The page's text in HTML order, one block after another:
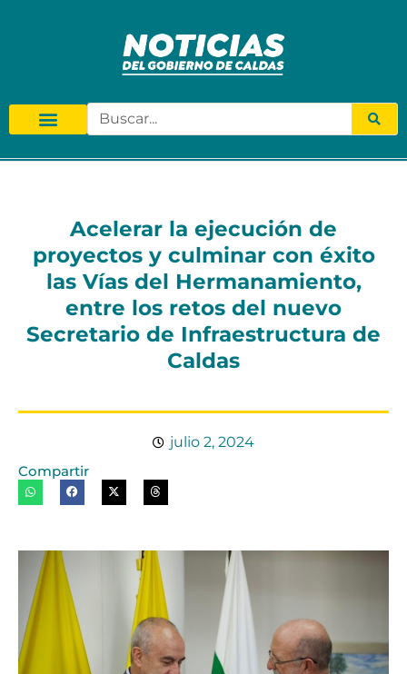
Acelerar la ejecución de
proyectos y culminar con éxito
las Vías del Hermanamiento,
entre los retos del nuevo
Secretario de Infraestructura de
Caldas
julio 2, 2024
Compartir